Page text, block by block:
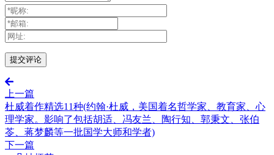
上一篇
杜威着作精选11种(约翰·杜威，美国着名哲学家、教育家、心
理学家。影响了包括胡适、冯友兰、陶行知、郭秉文、张伯
苓、蒋梦麟等一批国学大师和学者)
下一篇